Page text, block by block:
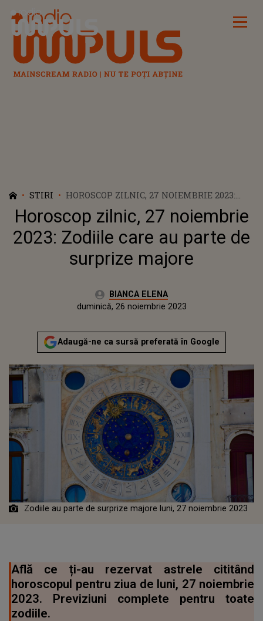
Radio Impuls
STIRI
HOROSCOP ZILNIC, 27 NOIEMBRIE 2023:
ZODIILE CARE AU PARTE DE SURPRIZE
MAJORE
Horoscop zilnic, 27 noiembrie
2023: Zodiile care au parte de
surprize majore
Autor:BIANCA ELENA
duminică, 26 noiembrie 2023
Actualizat:
duminică, 26 noiembrie 2023
Adaugă-ne ca sursă preferată în Google
Zodiile au parte de surprize majore luni, 27 noiembrie 2023
Află ce ți-au rezervat astrele cititând
horoscopul pentru ziua de luni, 27 noiembrie
2023. Previziuni complete pentru toate
zodiile.